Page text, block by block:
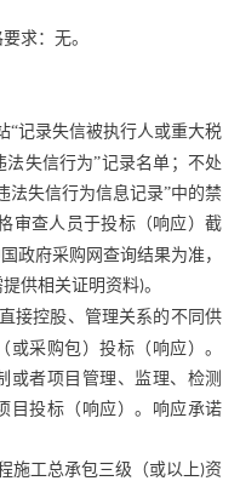
求：无。
“记录失信被执行人或重大税
失信行为”记录名单；不处
法失信行为信息记录”中的禁
审查人员于投标（响应）截
政府采购网查询结果为准，
供相关证明资料)。
接控股、管理关系的不同供
采购包）投标（响应）。
或者项目管理、监理、检测
目投标（响应）。响应承诺
施工总承包三级（或以上)资